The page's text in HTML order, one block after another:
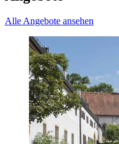
Alle Angebote ansehen